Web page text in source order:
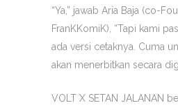
“Ya,” jawab Aria Baja (co-
FranKKomiK), “Tapi kami
ada versi cetaknya. Cuma
akan menerbitkan secara
VOLT X SETAN JALANAN